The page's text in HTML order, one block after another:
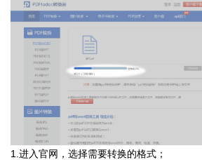
1.进入官网，选择需要转换的格式；